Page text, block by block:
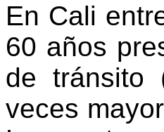
En Cali
60 años
de tránsito
veces